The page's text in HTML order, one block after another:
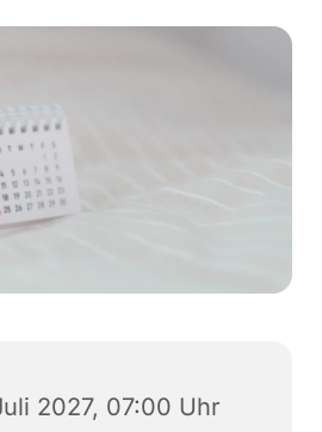
2027, 07:00 Uhr